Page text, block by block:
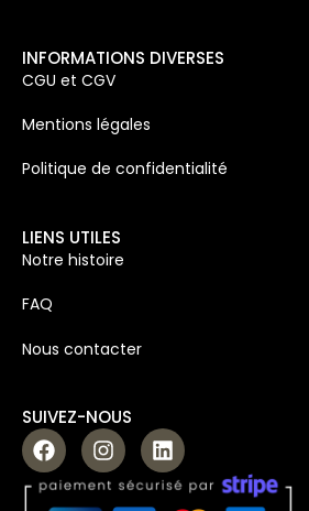
INFORMATIONS DIVERSES
CGU et CGV
Mentions légales
Politique de confidentialité
LIENS UTILES
Notre histoire
FAQ
Nous contacter
SUIVEZ-NOUS